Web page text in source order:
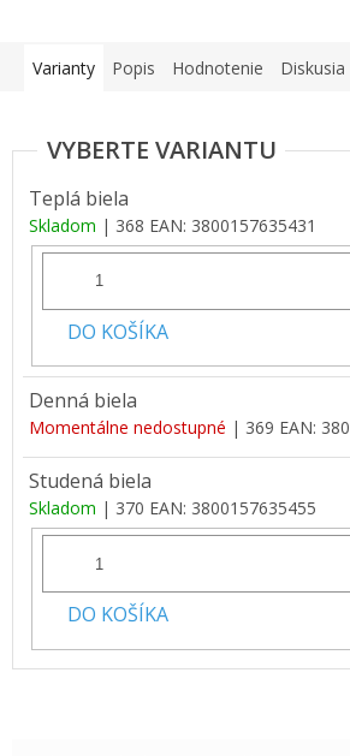
Varianty Popis Hodnotenie Diskusia
Teplá biela
Skladom | 368 EAN: 3800157635431
DO KOŠÍKA
Denná biela
Momentálne nedostupné | 369 EAN:
Studená biela
Skladom | 370 EAN: 3800157635455
DO KOŠÍKA